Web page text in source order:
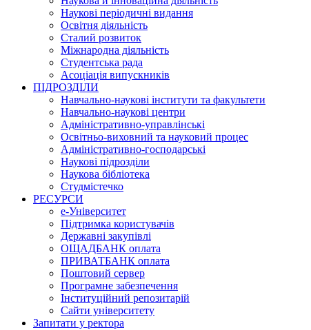
Наукові періодичні видання
Освітня діяльність
Сталий розвиток
Міжнародна діяльність
Студентська рада
Асоціація випускників
ПІДРОЗДІЛИ
Навчально-наукові інститути та факультети
Навчально-наукові центри
Адміністративно-управлінські
Освітньо-виховний та науковий процес
Адміністративно-господарські
Наукові підрозділи
Наукова бібліотека
Студмістечко
РЕСУРСИ
е-Університет
Підтримка користувачів
Державні закупівлі
ОЩАДБАНК оплата
ПРИВАТБАНК оплата
Поштовий сервер
Програмне забезпечення
Інституційний репозитарій
Сайти університету
Запитати у ректора